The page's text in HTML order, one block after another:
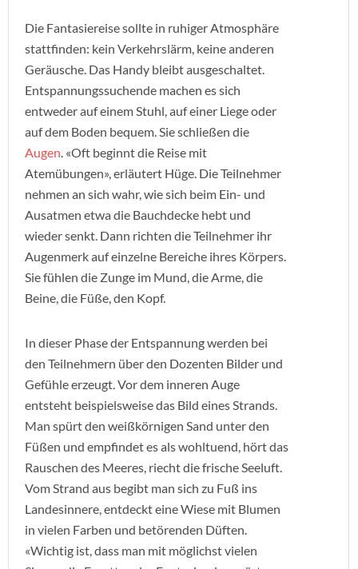
Die Fantasiereise sollte in ruhiger Atmosphäre
stattfinden: kein Verkehrslärm, keine anderen
Geräusche. Das Handy bleibt ausgeschaltet.
Entspannungssuchende machen es sich
entweder auf einem Stuhl, auf einer Liege oder
auf dem Boden bequem. Sie schließen die
Augen. «Oft beginnt die Reise mit
Atemübungen», erläutert Hüge. Die Teilnehmer
nehmen an sich wahr, wie sich beim Ein- und
Ausatmen etwa die Bauchdecke hebt und
wieder senkt. Dann richten die Teilnehmer ihr
Augenmerk auf einzelne Bereiche ihres Körpers.
Sie fühlen die Zunge im Mund, die Arme, die
Beine, die Füße, den Kopf.
In dieser Phase der Entspannung werden bei
den Teilnehmern über den Dozenten Bilder und
Gefühle erzeugt. Vor dem inneren Auge
entsteht beispielsweise das Bild eines Strands.
Man spürt den weißkörnigen Sand unter den
Füßen und empfindet es als wohltuend, hört das
Rauschen des Meeres, riecht die frische Seeluft.
Vom Strand aus begibt man sich zu Fuß ins
Landesinnere, entdeckt eine Wiese mit Blumen
in vielen Farben und betörenden Düften.
«Wichtig ist, dass man mit möglichst vielen